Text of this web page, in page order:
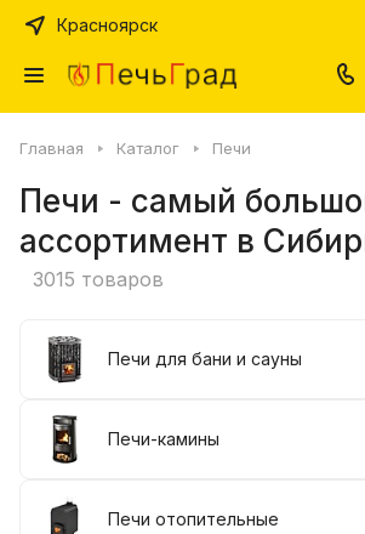
Красноярск
Главная Каталог Печи
Печи - самый
ассортимент в
3015 товаров
Печи для бани и сауны
Печи-камины
Печи отопительные